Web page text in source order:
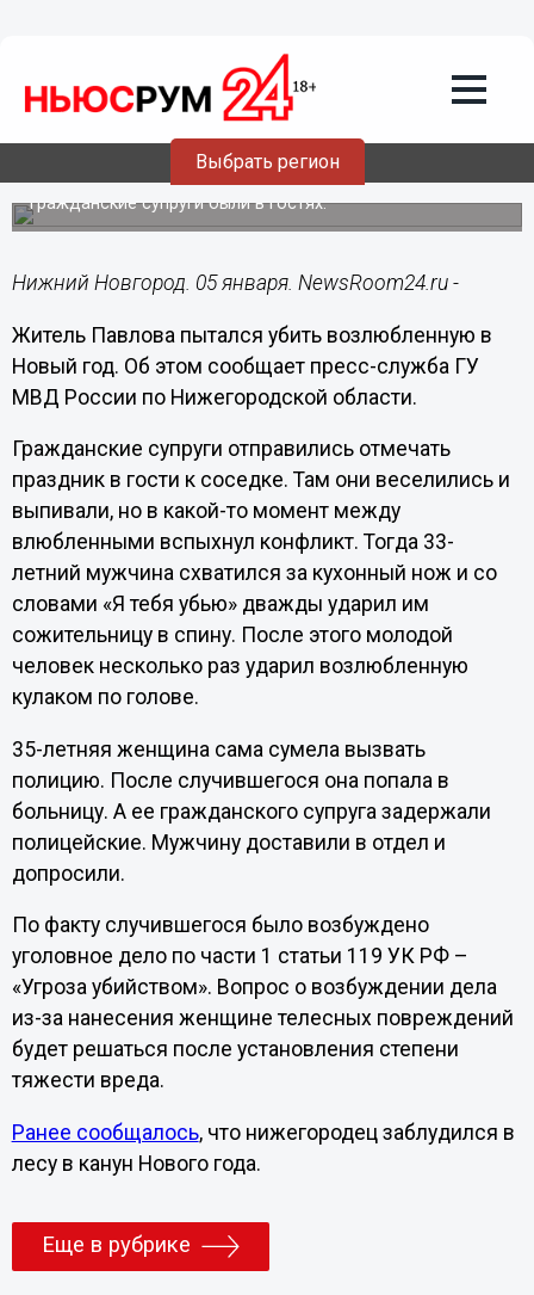
Выбрать регион
05.01.202213:28
Житель Павлова дважды ударил
ножом возлюбленную в Новый год
Гражданские супруги были в гостях.
Нижний Новгород. 05 января. NewsRoom24.ru -
Житель Павлова пытался убить возлюбленную в
Новый год. Об этом сообщает пресс-служба ГУ
МВД России по Нижегородской области.
Гражданские супруги отправились отмечать
праздник в гости к соседке. Там они веселились и
выпивали, но в какой-то момент между
влюбленными вспыхнул конфликт. Тогда 33-
летний мужчина схватился за кухонный нож и со
словами «Я тебя убью» дважды ударил им
сожительницу в спину. После этого молодой
человек несколько раз ударил возлюбленную
кулаком по голове.
35-летняя женщина сама сумела вызвать
полицию. После случившегося она попала в
больницу. А ее гражданского супруга задержали
полицейские. Мужчину доставили в отдел и
допросили.
По факту случившегося было возбуждено
уголовное дело по части 1 статьи 119 УК РФ –
«Угроза убийством». Вопрос о возбуждении дела
из-за нанесения женщине телесных повреждений
будет решаться после установления степени
тяжести вреда.
Ранее сообщалось, что нижегородец заблудился в
лесу в канун Нового года.
Еще в рубрике